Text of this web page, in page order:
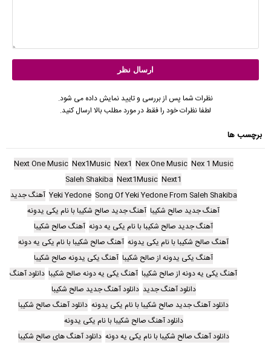
نظرات شما پس از بررسی و تایید نمایش داده می شود.
لطفا نظرات خود را فقط در مورد مطلب بالا ارسال کنید.
برچسب ها
Nex 1 Music
Nex One Music
Nex1
Nex1Music
Next One Music
Next1
Next1Music
Saleh Shakiba
Song Of Yeki Yedone From Saleh Shakiba
Yeki Yedone آهنگ جدید
آهنگ جدید صالح شکیبا آهنگ جدید صالح شکیبا با نام یکی یدونه
آهنگ جدید صالح شکیبا با نام یکی یه دونه آهنگ صالح شکیبا
آهنگ صالح شکیبا با نام یکی یدونه آهنگ صالح شکیبا با نام یکی یه دونه
آهنگ یکی یدونه از صالح شکیبا آهنگ یکی یدونه صالح شکیبا
آهنگ یکی یه دونه از صالح شکیبا آهنگ یکی یه دونه صالح شکیبا دانلود آهنگ
دانلود آهنگ جدید دانلود آهنگ جدید صالح شکیبا
دانلود آهنگ جدید صالح شکیبا با نام یکی یدونه دانلود آهنگ صالح شکیبا
دانلود آهنگ صالح شکیبا با نام یکی یدونه
دانلود آهنگ صالح شکیبا با نام یکی یه دونه دانلود آهنگ های صالح شکیبا